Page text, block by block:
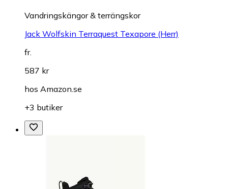
Vandringskängor & terrängskor
Jack Wolfskin Terraquest Texapore (Herr)
fr.
587 kr
hos Amazon.se
+3 butiker